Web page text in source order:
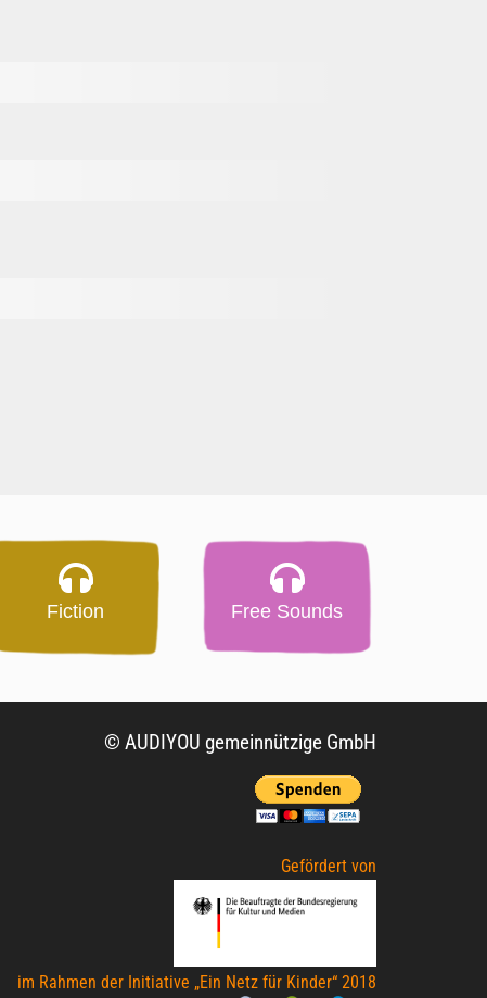
Fiction Free Sounds
© AUDIYOU gemeinnützige GmbH
Gefördert von
im Rahmen der Initiative „Ein Netz für Kinder“ 2018